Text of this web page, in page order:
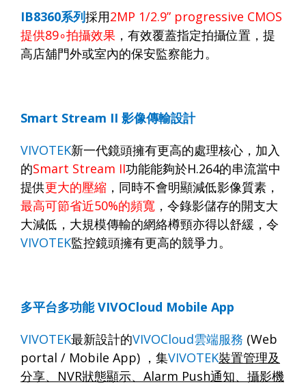
IB8360系列採用2MP 1/2.9” progressive CMOS
提供89∘拍攝效果 ，有效覆蓋指定拍攝位置，提
高店舖門外或室內的保安監察能力。
Smart Stream II 影像傳輸設計
VIVOTEK新一代鏡頭擁有更高的處理核心，加入
的Smart Stream II功能能夠於H.264的串流當中
提供更大的壓縮 ，同時不會明顯減低影像質素，
最高可節省近50%的頻寬 ，令錄影儲存的開支大
大減低，大規模傳輸的網絡樽頸亦得以舒緩，令
VIVOTEK監控鏡頭擁有更高的競爭力。
多平台多功能VIVOCloud Mobile App
VIVOTEK最新設計的VIVOCloud雲端服務 (Web
portal / Mobile App) ，集VIVOTEK裝置管理及
分享、 NVR狀態顯示、 Alarm Push通知、攝影機